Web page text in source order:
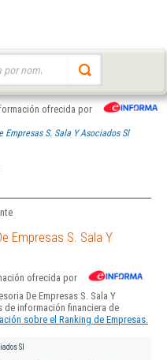
ofrecida por
Empresas S. Sala Y Asociados Sl
Empresas S. Sala Y
ofrecida por
De Empresas S. Sala Y
información financiera de
sobre el Ranking de Empresas.
Sl